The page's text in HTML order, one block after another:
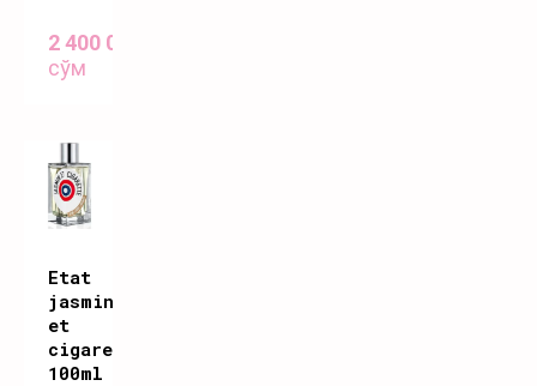
2 400 000
сўм
Etat
jasmin
et
cigarette
100ml